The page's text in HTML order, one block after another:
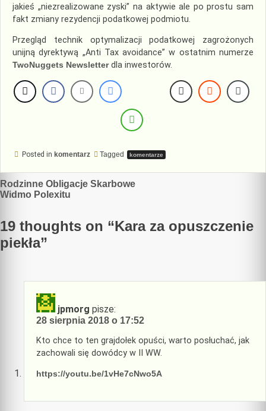
jakieś „niezrealizowane zyski” na aktywie ale po prostu sam
fakt zmiany rezydencji podatkowej podmiotu.
Przegląd technik optymalizacji podatkowej zagrożonych
unijną dyrektywą „Anti Tax avoidance” w ostatnim numerze
TwoNuggets Newsletterdla inwestorów.
Posted in komentarz Tagged komentarze
Nawigacja
wpisu
Rodzinne Obligacje Skarbowe
Widmo Polexitu
19 thoughts on “Kara za opuszczenie
piekła”
jpmorg pisze:
28 sierpnia 2018 o 17:52
Kto chce to ten grajdołek opuści, warto posłuchać, jak
zachowali się dowódcy w II WW.
https://youtu.be/1vHe7cNwo5A